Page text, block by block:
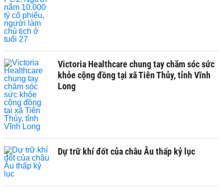
Victoria Healthcare chung tay chăm sóc sức
khỏe cộng đồng tại xã Tiên Thủy, tỉnh Vĩnh
Long
Dự trữ khí đốt của châu Âu thấp kỷ lục